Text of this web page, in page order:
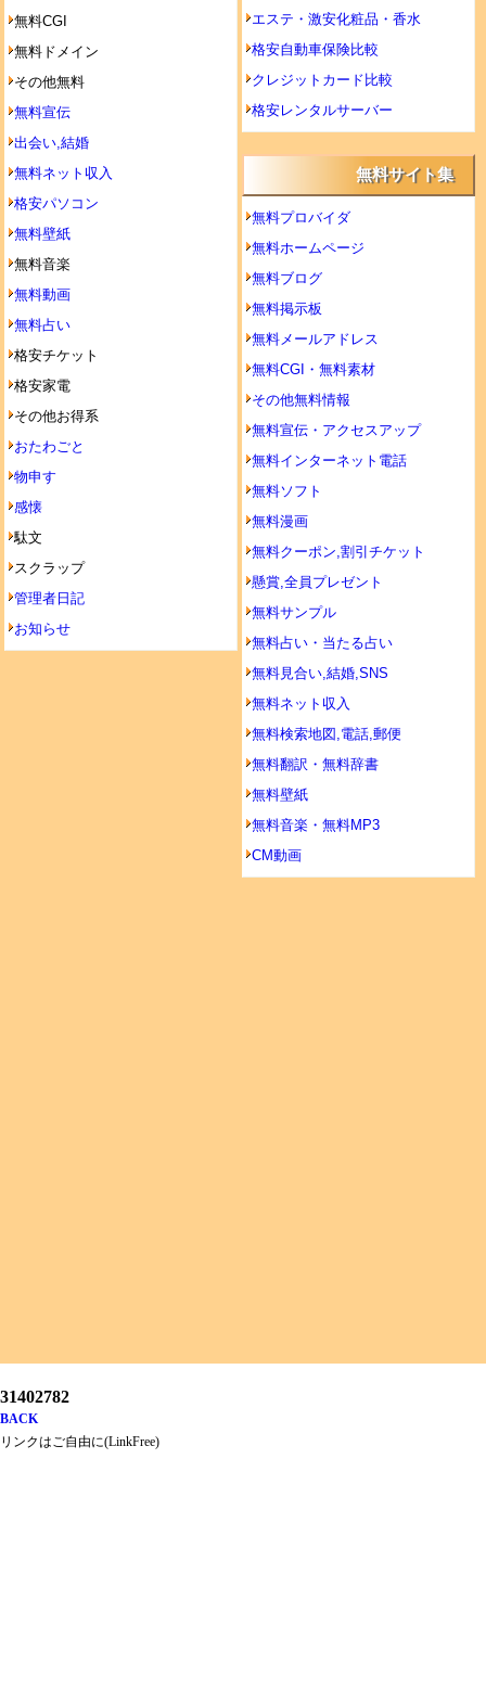
無料CGI
無料ドメイン
その他無料
無料宣伝
出会い,結婚
無料ネット収入
格安パソコン
無料壁紙
無料音楽
無料動画
無料占い
格安チケット
格安家電
その他お得系
おたわごと
物申す
感懐
駄文
スクラップ
管理者日記
お知らせ
エステ・激安化粧品・香水
格安自動車保険比較
クレジットカード比較
格安レンタルサーバー
無料サイト集
無料プロバイダ
無料ホームページ
無料ブログ
無料掲示板
無料メールアドレス
無料CGI・無料素材
その他無料情報
無料宣伝・アクセスアップ
無料インターネット電話
無料ソフト
無料漫画
無料クーポン,割引チケット
懸賞,全員プレゼント
無料サンプル
無料占い・当たる占い
無料見合い,結婚,SNS
無料ネット収入
無料検索地図,電話,郵便
無料翻訳・無料辞書
無料壁紙
無料音楽・無料MP3
CM動画
31402782
BACK
リンクはご自由に(LinkFree)